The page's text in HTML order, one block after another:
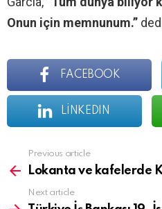
Onun için memnunum.”
FACEBOOK
LINKEDIN
more
Previous article
Lokanta ve kafelerde
Next article